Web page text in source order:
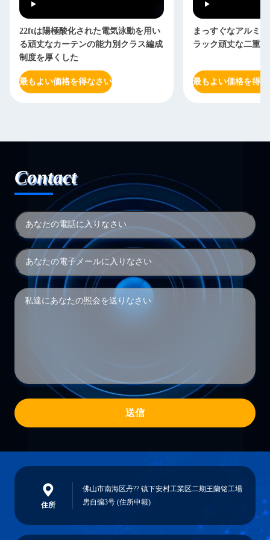
22ftは陽極酸化された電気泳動を用い
る頑丈なカーテンの能力別クラス編成
制度を厚くした
最もよい価格を得なさい
まっすぐなアルミ
ラック頑丈な二重
最もよい価格を得
Contact
送信
住所
佛山市南海区丹?? 镇下安村工業区二期王蘭铭工場
房自编3号 (住所申報)